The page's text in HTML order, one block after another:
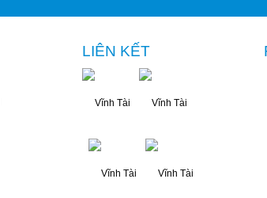
LIÊN KẾT